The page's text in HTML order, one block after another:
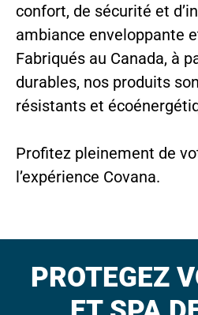
confort, de sécurité et
ambiance enveloppante
Fabriqués au Canada, à
durables, nos produits
résistants et
Profitez pleinement de
l’expérience Covana.
PROTEGEZ